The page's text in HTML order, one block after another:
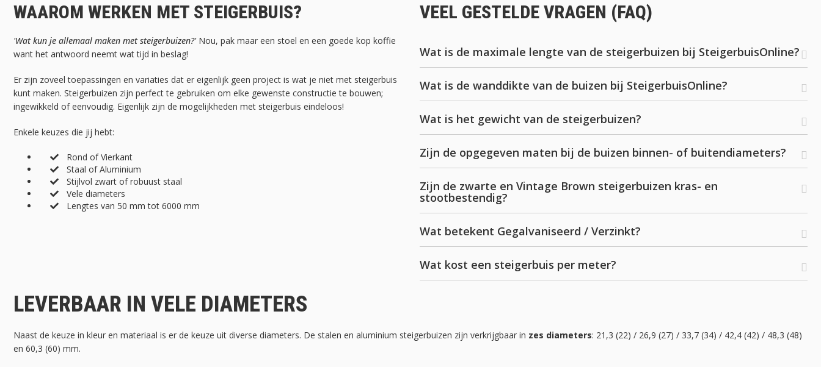
WAAROM WERKEN MET STEIGERBUIS?
'Wat kun je allemaal maken met steigerbuizen?'Nou, pak maar een stoel en een goede kop koffie
want het antwoord neemt wat tijd in beslag!
Er zijn zoveel toepassingen en variaties dat er eigenlijk geen project is wat je niet met steigerbuis
kunt maken. Steigerbuizen zijn perfect te gebruiken om elke gewenste constructie te bouwen;
ingewikkeld of eenvoudig. Eigenlijk zijn de mogelijkheden met steigerbuis eindeloos!
Enkele keuzes die jij hebt:
Rond of Vierkant
Staal of Aluminium
Stijlvol zwart of robuust staal
Vele diameters
Lengtes van 50 mm tot 6000 mm
VEEL GESTELDE VRAGEN (FAQ)
Wat is de maximale lengte van de steigerbuizen bij SteigerbuisOnline?
Wat is de wanddikte van de buizen bij SteigerbuisOnline?
Wat is het gewicht van de steigerbuizen?
Zijn de opgegeven maten bij de buizen binnen- of buitendiameters?
Zijn de zwarte en Vintage Brown steigerbuizen kras- en
stootbestendig?
Wat betekent Gegalvaniseerd / Verzinkt?
Wat kost een steigerbuis per meter?
LEVERBAAR IN VELE DIAMETERS
Naast de keuze in kleur en materiaal is er de keuze uit diverse diameters. De stalen en aluminium steigerbuizen zijn verkrijgbaar in zes diameters: 21,3 (22) / 26,9 (27) / 33,7 (34) / 42,4 (42) / 48,3 (48)
en 60,3 (60) mm.